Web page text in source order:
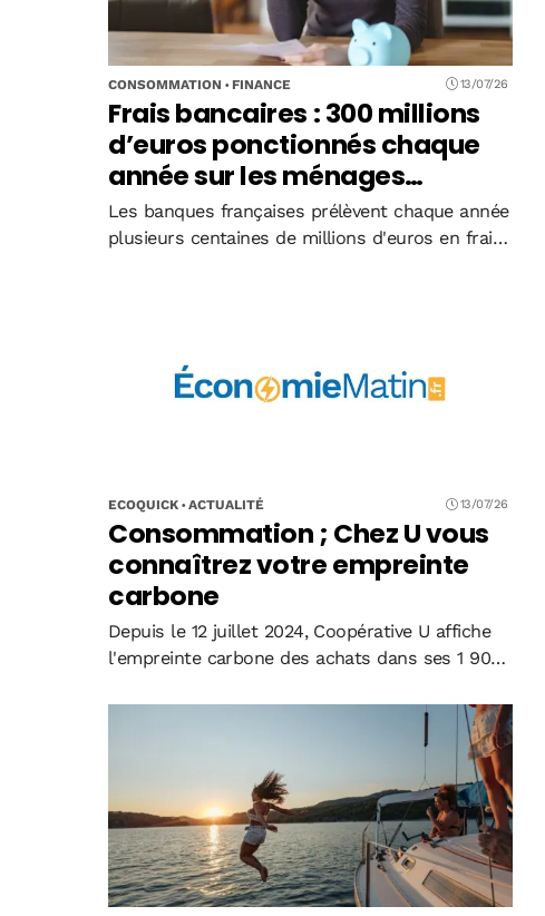
Frais bancaires : 300 millions
d’euros ponctionnés chaque
année sur les ménages
modestes
CONSOMMATION FINANCE
Les banques françaises prélèvent chaque année
plusieurs centaines de millions d'euros en frais
13/07/26
Consommation ; Chez U vous
connaîtrez votre empreinte
carbone
ECOQUICK ACTUALITÉ
Depuis le 12 juillet 2024, Coopérative U affiche
l'empreinte carbone des achats dans ses 1 900
l'enseigne en tête de la transparence
environnementale. Mais cette information va-t-
elle vraiment changer…
13/07/26